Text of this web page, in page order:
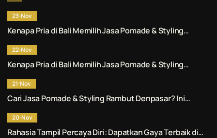
23-Nov
Kenapa Pria di Bali Memilih Jasa Pomade & Styling
22-Nov
Kenapa Pria di Bali Memilih Jasa Pomade & Styling
21-Nov
Cari Jasa Pomade & Styling Rambut Denpasar? Ini
20-Nov
Rahasia Tampil Percaya Diri: Dapatkan Gaya Terbaik di